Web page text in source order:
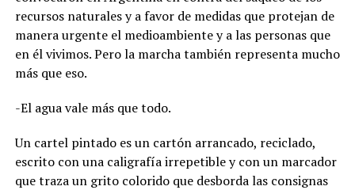
recursos naturales y a favor de medidas que protejan de
manera urgente el medioambiente y a las personas que
en él vivimos. Pero la marcha también representa mucho
más que eso.
-El agua vale más que todo.
Un cartel pintado es un cartón arrancado, reciclado,
escrito con una caligrafía irrepetible y con un marcador
que traza un grito colorido que desborda las consignas